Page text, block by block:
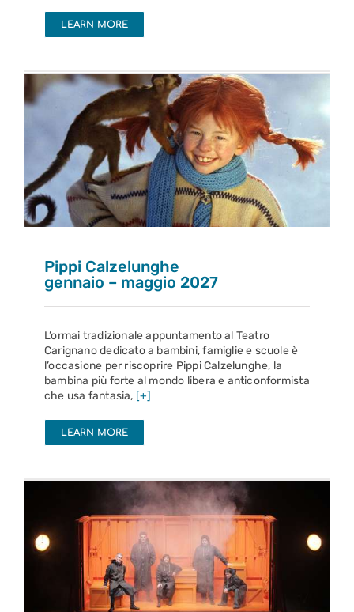
LEARN MORE
Pippi Calzelunghe
gennaio – maggio 2027
Pippi Calzelunghe
gennaio – maggio 2027
L’ormai tradizionale appuntamento al Teatro
Carignano dedicato a bambini, famiglie e scuole è
l’occasione per riscoprire Pippi Calzelunghe, la
bambina più forte al mondo libera e anticonformista
che usa fantasia, [+]
LEARN MORE
Scusate se non siamo morti in mare
12 – 17 gen 2027